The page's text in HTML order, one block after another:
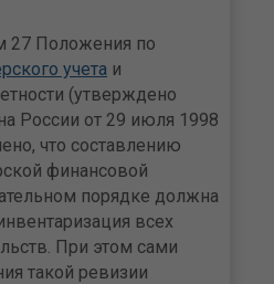
27 Положения по
учета и
(утверждено
России от 29 июля 1998
что составлению
финансовой
порядке должна
всех
При этом сами
такой ревизии